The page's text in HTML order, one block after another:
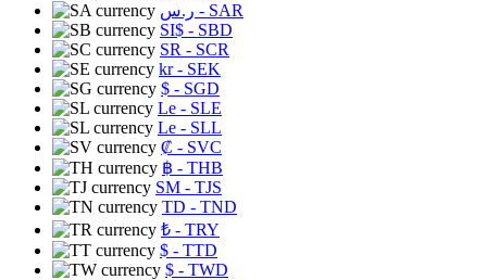
ر.س - SAR
SI$ - SBD
SR - SCR
kr- SEK
$ - SGD
Le - SLE
Le - SLL
₡ - SVC
฿ - THB
ЅМ - TJS
TD - TND
₺ - TRY
$ - TTD
$ - TWD